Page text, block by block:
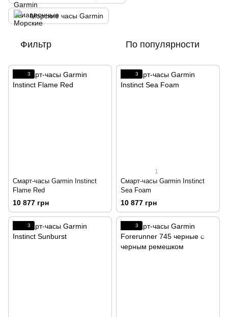
Морские часы Garmin
Фильтр По популярности
3
Смарт-часы Garmin Instinct
Flame Red
10 877 грн
3
1
Смарт-часы Garmin Instinct
Sea Foam
10 877 грн
3 3